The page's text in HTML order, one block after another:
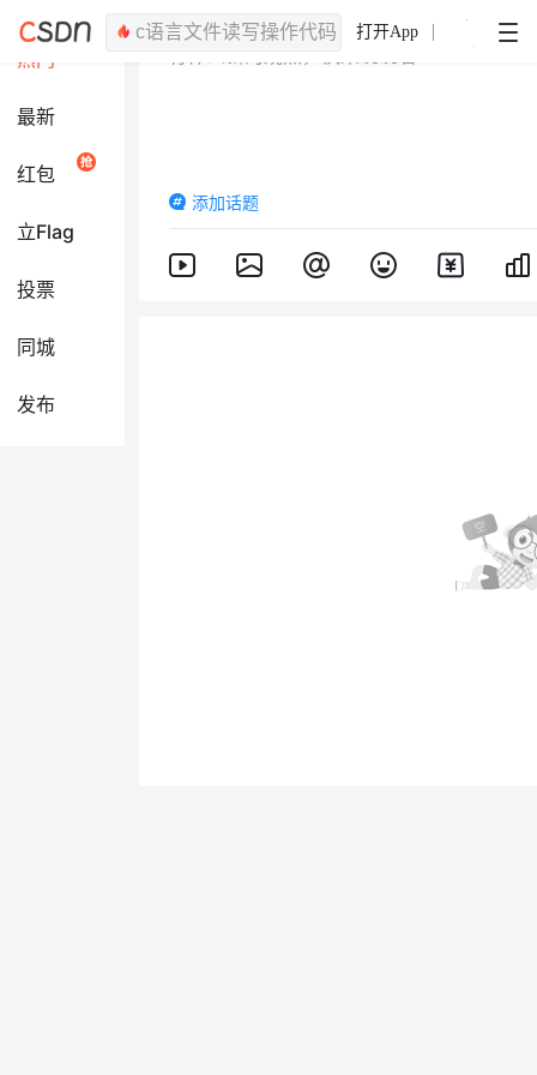
打开App
热门
最新
红包
立Flag
投票
同城
发布
添加话题